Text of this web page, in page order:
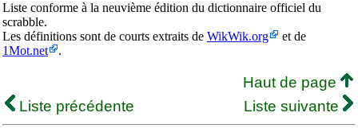
Liste conforme à la neuvième édition du dictionnaire officiel du
scrabble.
Les définitions sont de courts extraits de WikWik.org
et de
1Mot.net
.
Haut de page
Liste précédente
Liste suivante